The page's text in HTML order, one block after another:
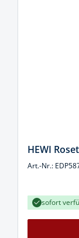
HEWI
Art.-Nr.:
sofort